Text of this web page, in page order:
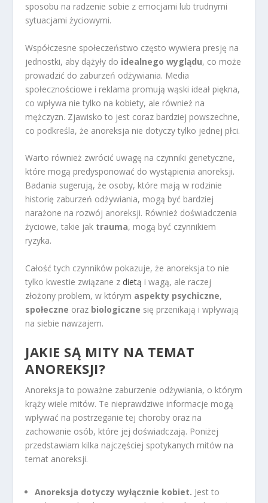
sposobu na radzenie sobie z emocjami lub trudnymi
sytuacjami życiowymi.
Współczesne społeczeństwo często wywiera presję na
jednostki, aby dążyły do idealnego wyglądu, co może
prowadzić do zaburzeń odżywiania. Media
społecznościowe i reklama promują wąski ideał piękna,
co wpływa nie tylko na kobiety, ale również na
mężczyzn. Zjawisko to jest coraz bardziej powszechne,
co podkreśla, że anoreksja nie dotyczy tylko jednej płci.
Warto również zwrócić uwagę na czynniki genetyczne,
które mogą predysponować do wystąpienia anoreksji.
Badania sugerują, że osoby, które mają w rodzinie
historię zaburzeń odżywiania, mogą być bardziej
narażone na rozwój anoreksji. Również doświadczenia
życiowe, takie jak trauma, mogą być czynnikiem
ryzyka.
Całość tych czynników pokazuje, że anoreksja to nie
tylko kwestie związane z dietą i wagą, ale raczej
złożony problem, w którym aspekty psychiczne,
społeczne oraz biologiczne się przenikają i wpływają
na siebie nawzajem.
JAKIE SĄ MITY NA TEMAT
ANOREKSJI?
Anoreksja to poważne zaburzenie odżywiania, o którym
krąży wiele mitów. Te nieprawdziwe informacje mogą
wpływać na postrzeganie tej choroby oraz na
zachowanie osób, które jej doświadczają. Poniżej
przedstawiam kilka najczęściej spotykanych mitów na
temat anoreksji.
Anoreksja dotyczy wyłącznie kobiet. Jest to